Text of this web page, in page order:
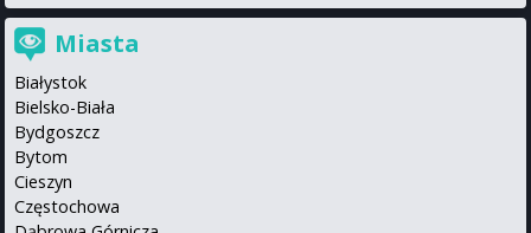
Miasta
Białystok
Bielsko-Biała
Bydgoszcz
Bytom
Cieszyn
Częstochowa